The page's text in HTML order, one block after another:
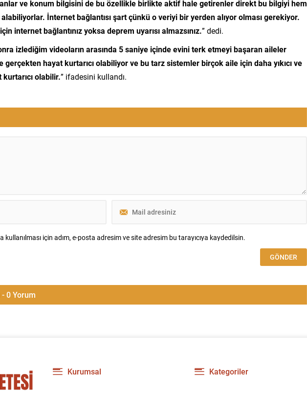
ve konum bilgisini de bu özellikle birlikte aktif hale getirenler direkt bu bilgiyi hem
İnternet bağlantısı şart çünkü o veriyi bir yerden alıyor olması gerekiyor.
internet bağlantınız yoksa deprem uyarısı almazsınız.” dedi.
izlediğim videoların arasında 5 saniye içinde evini terk etmeyi başaran aileler
gerçekten hayat kurtarıcı olabiliyor ve bu tarz sistemler birçok aile için daha yıkıcı ve
olabilir.” ifadesini kullandı.
kullanılması için adım, e-posta adresim ve site adresim bu tarayıcıya kaydedilsin.
0 Yorum
Kurumsal Kategoriler